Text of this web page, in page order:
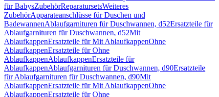
für BabysZubehörReparatursetsWeiteres
ZubehörApparateanschlüsse für Duschen und
BadewannenAblaufgarnituren für Duschwannen, d52Ersatzteile für
Ablaufgarnituren für Duschwannen, d52Mit
AblaufkappenErsatzteile für Mit AblaufkappenOhne
AblaufkappenErsatzteile für Ohne
AblaufkappenAblaufkappenErsatzteile für
AblaufkappenAblaufgarnituren für Duschwannen, d90Ersatzteile
für Ablaufgarnituren für Duschwannen, d90Mit
AblaufkappenErsatzteile für Mit AblaufkappenOhne
AblaufkappenErsatzteile für Ohne